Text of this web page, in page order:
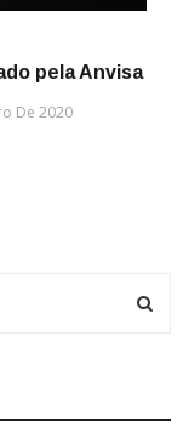
pela Anvisa
De 2020